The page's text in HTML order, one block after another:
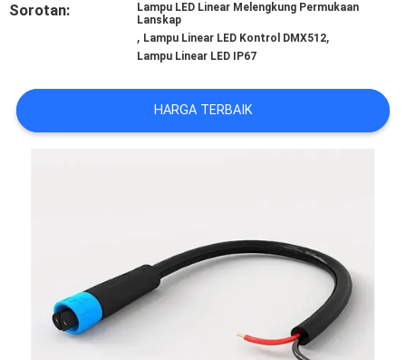
KEBIJAKAN
PRIVASI
Sorotan:
Lampu LED Linear Melengkung Permukaan
Lanskap
, Lampu Linear LED Kontrol DMX512,
Lampu Linear LED IP67
HARGA TERBAIK